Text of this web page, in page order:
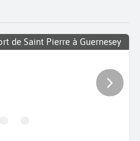
de Saint Pierre à Guernesey